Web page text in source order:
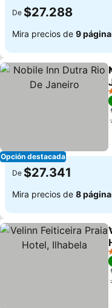
De $27.288
Mira precios de 9
Opción destacada
De $27.341
Mira precios de 8